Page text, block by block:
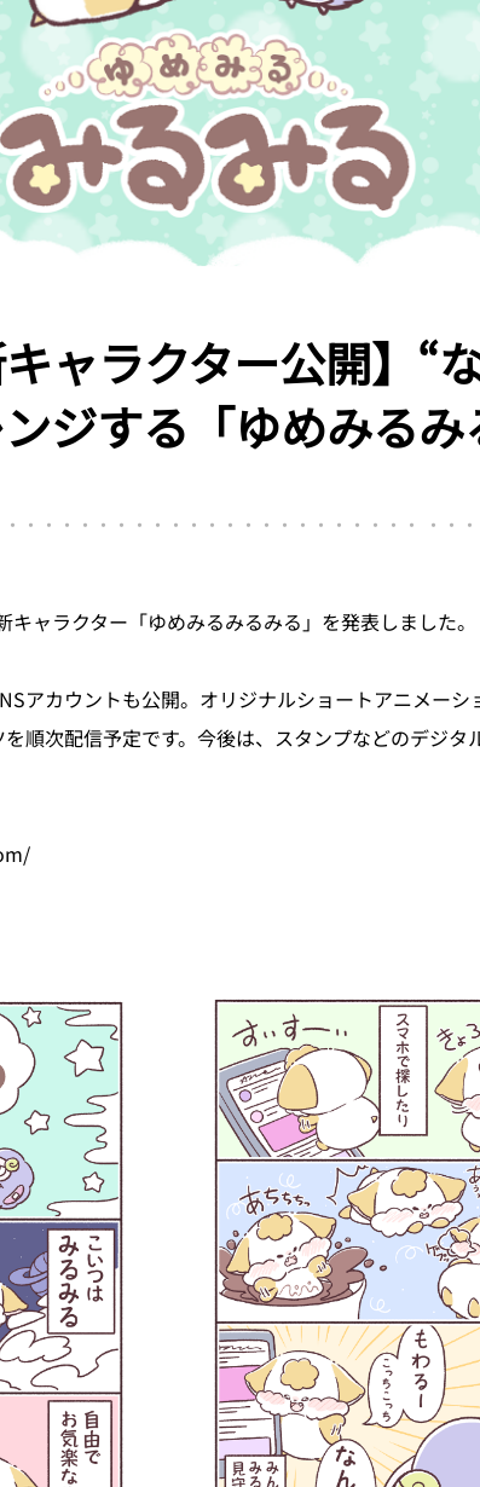
キャラクター公開】“
ジする「ゆめみるみ
・・・・・・・・・・・・・・・・・・・・・・ ・
ャラクター「ゆめみるみるみる」を発表しました。
アカウントも公開。オリジナルショートアニメーシ
順次配信予定です。今後は、スタンプなどのデジタ